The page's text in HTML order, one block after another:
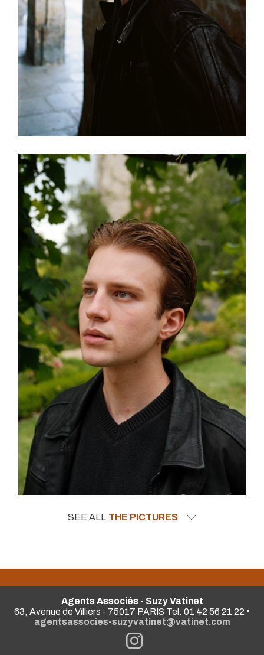
SEE ALL THE PICTURES
Agents Associés - Suzy Vatinet
63, Avenue de Villiers - 75017 PARIS Tel. 01 42 56 21 22 •
agentsassocies-suzyvatinet@vatinet.com